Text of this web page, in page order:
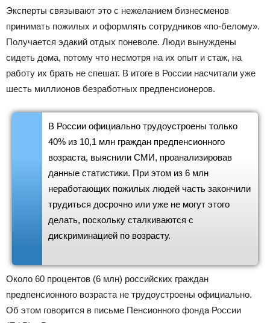
Эксперты связывают это с нежеланием бизнесменов
принимать пожилых и оформлять сотрудников «по-белому».
Получается эдакий отдых поневоле. Люди вынуждены
сидеть дома, потому что несмотря на их опыт и стаж, на
работу их брать не спешат. В итоге в России насчитали уже
шесть миллионов безработных предпенсионеров.
В России официально трудоустроены только
40% из 10,1 млн граждан предпенсионного
возраста, выяснили СМИ, проанализировав
данные статистики. При этом из 6 млн
неработающих пожилых людей часть закончили
трудиться досрочно или уже не могут этого
делать, поскольку сталкиваются с
дискриминацией по возрасту.
Около 60 процентов (6 млн) российских граждан
предпенсионного возраста не трудоустроены официально.
Об этом говорится в письме Пенсионного фонда России